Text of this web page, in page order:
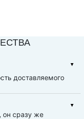
доставляемого
он сразу же